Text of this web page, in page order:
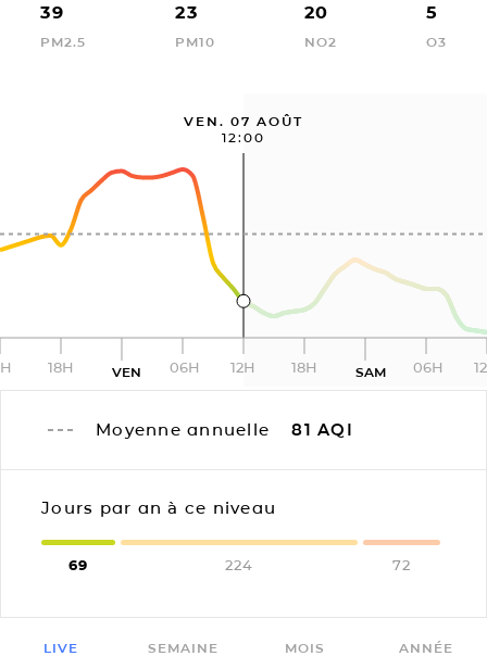
39
PM2.5
23
PM10
20
NO2
5
O3
VEN. 07 AOÛT
12:00
18H VEN 06H 12H 18H SAM 06H
Moyenne annuelle 81 AQI
Jours par an à ce niveau
69 224 72
LIVE SEMAINE MOIS ANNÉE